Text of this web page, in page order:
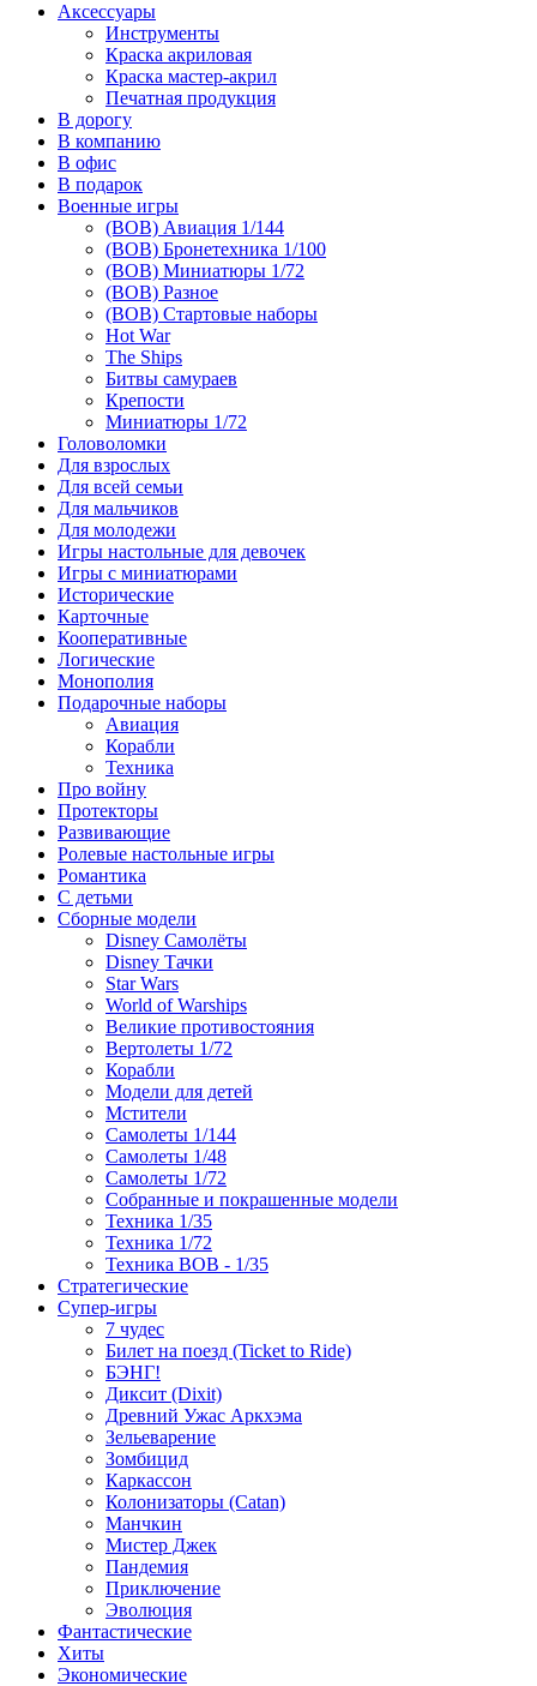
Аксессуары
Инструменты
Краска акриловая
Краска мастер-акрил
Печатная продукция
В дорогу
В компанию
В офис
В подарок
Военные игры
(ВОВ) Авиация 1/144
(ВОВ) Бронетехника 1/100
(ВОВ) Миниатюры 1/72
(ВОВ) Разное
(ВОВ) Стартовые наборы
Hot War
The Ships
Битвы самураев
Крепости
Миниатюры 1/72
Головоломки
Для взрослых
Для всей семьи
Для мальчиков
Для молодежи
Игры настольные для девочек
Игры с миниатюрами
Исторические
Карточные
Кооперативные
Логические
Монополия
Подарочные наборы
Авиация
Корабли
Техника
Про войну
Протекторы
Развивающие
Ролевые настольные игры
Романтика
С детьми
Сборные модели
Disney Самолёты
Disney Тачки
Star Wars
World of Warships
Великие противостояния
Вертолеты 1/72
Корабли
Модели для детей
Мстители
Самолеты 1/144
Самолеты 1/48
Самолеты 1/72
Собранные и покрашенные модели
Техника 1/35
Техника 1/72
Техника ВОВ - 1/35
Стратегические
Супер-игры
7 чудес
Билет на поезд (Ticket to Ride)
БЭНГ!
Диксит (Dixit)
Древний Ужас Аркхэма
Зельеварение
Зомбицид
Каркассон
Колонизаторы (Catan)
Манчкин
Мистер Джек
Пандемия
Приключение
Эволюция
Фантастические
Хиты
Экономические